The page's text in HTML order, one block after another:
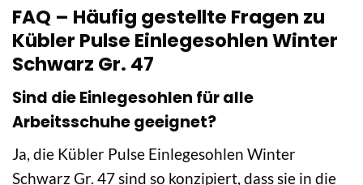
FAQ – Häufig gestellte Fragen zu
Kübler Pulse Einlegesohlen Winter
Schwarz Gr. 47
Sind die Einlegesohlen für alle
Arbeitsschuhe geeignet?
Ja, die Kübler Pulse Einlegesohlen Winter
Schwarz Gr. 47 sind so konzipiert, dass sie in die